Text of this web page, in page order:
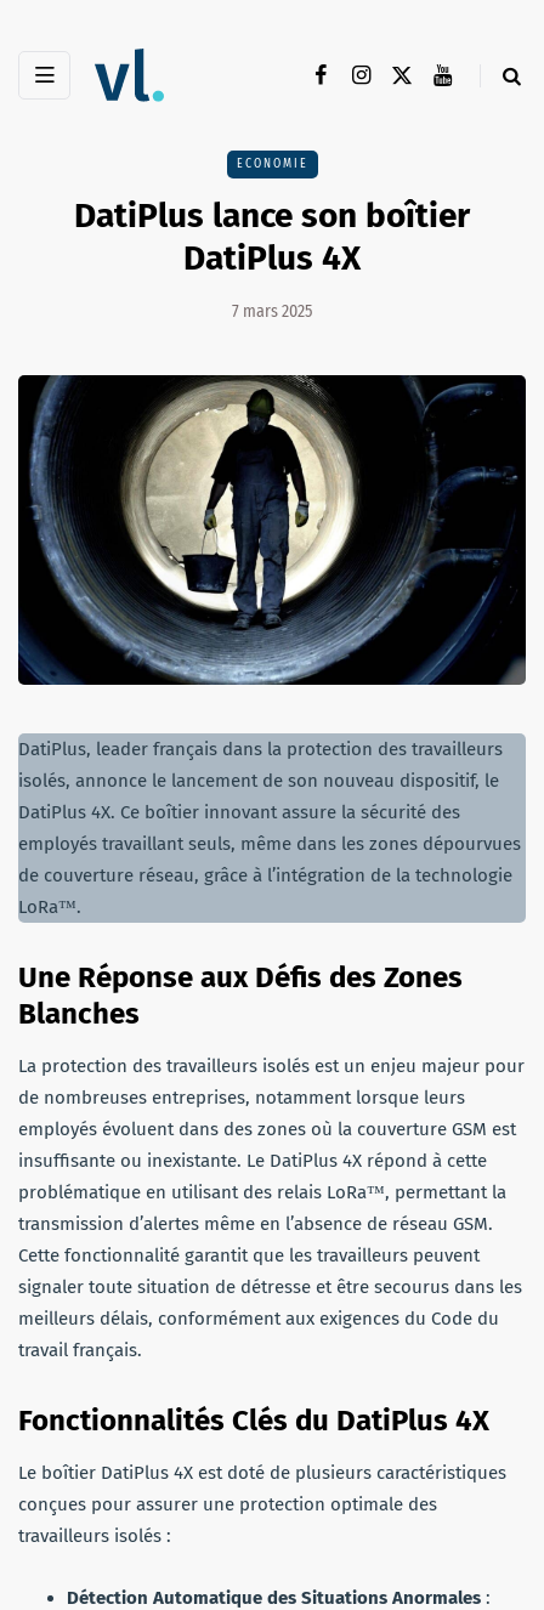
ECONOMIE
DatiPlus lance son boîtier
DatiPlus 4X
7 mars 2025
DatiPlus, leader français dans la protection des travailleurs
isolés, annonce le lancement de son nouveau dispositif, le
DatiPlus 4X. Ce boîtier innovant assure la sécurité des
employés travaillant seuls, même dans les zones dépourvues
de couverture réseau, grâce à l’intégration de la technologie
LoRa™.
Une Réponse aux Défis des Zones
Blanches
La protection des travailleurs isolés est un enjeu majeur pour
de nombreuses entreprises, notamment lorsque leurs
employés évoluent dans des zones où la couverture GSM est
insuffisante ou inexistante. Le DatiPlus 4X répond à cette
problématique en utilisant des relais LoRa™, permettant la
transmission d’alertes même en l’absence de réseau GSM.
Cette fonctionnalité garantit que les travailleurs peuvent
signaler toute situation de détresse et être secourus dans les
meilleurs délais, conformément aux exigences du Code du
travail français.
Fonctionnalités Clés du DatiPlus 4X
Le boîtier DatiPlus 4X est doté de plusieurs caractéristiques
conçues pour assurer une protection optimale des
travailleurs isolés :
Détection Automatique des Situations Anormales :